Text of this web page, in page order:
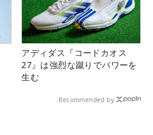
アディダス『コードカオス
27』は強烈な蹴りでパワーを
生む
Recommended by